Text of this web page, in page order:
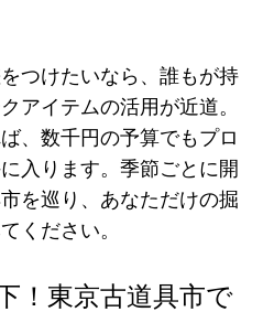
つけたいなら、誰もが持
アイテムの活用が近道。
、数千円の予算でもプロ
入ります。季節ごとに開
を巡り、あなただけの掘
ください。
！東京古道具市で